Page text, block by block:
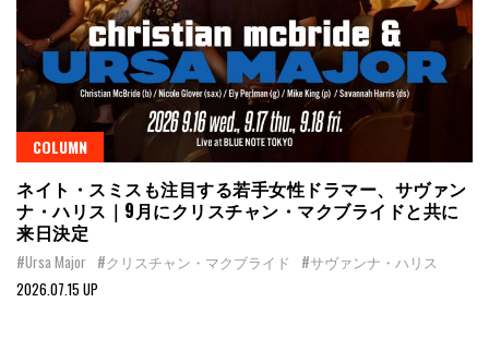
COLUMN
ネイト・スミスも注目する若手女性ドラマー、サヴァン
ナ・ハリス｜9月にクリスチャン・マクブライドと共に
来日決定
#Ursa Major #クリスチャン・マクブライド
#サヴァンナ・ハリス
2026.07.15 UP